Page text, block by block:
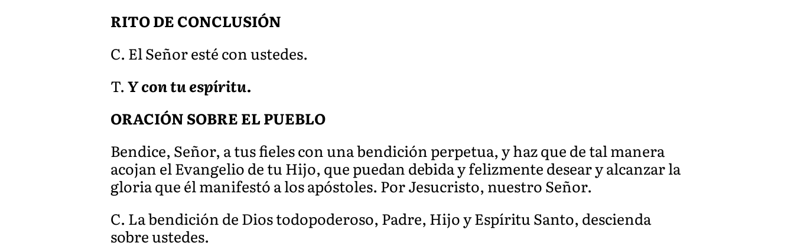
RITO DE CONCLUSIÓN
C. El Señor esté con ustedes.
T.Y con tu espíritu.
ORACIÓN SOBRE EL PUEBLO
Bendice, Señor, a tus fieles con una bendición perpetua, y haz que de tal manera
acojan el Evangelio de tu Hijo, que puedan debida y felizmente desear y alcanzar la
gloria que él manifestó a los apóstoles. Por Jesucristo, nuestro Señor.
C. La bendición de Dios todopoderoso, Padre, Hijo y Espíritu Santo, descienda
sobre ustedes.